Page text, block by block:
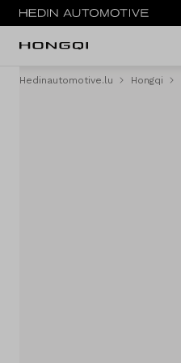
Menu
Hedinautomotive.lu Hongqi